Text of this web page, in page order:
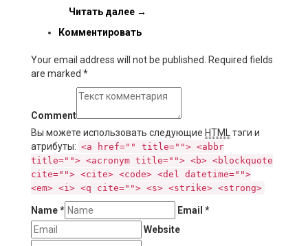
Читать далее →
Комментировать
Your email address will not be published. Required fields
are marked *
Comment
Вы можете использовать следующие HTML
тэги и
атрибуты: <a href="" title=""> <abbr
title=""> <acronym title=""> <b> <blockquote
cite=""> <cite> <code> <del datetime="">
<em> <i> <q cite=""> <s> <strike> <strong>
Name* Email *
Website